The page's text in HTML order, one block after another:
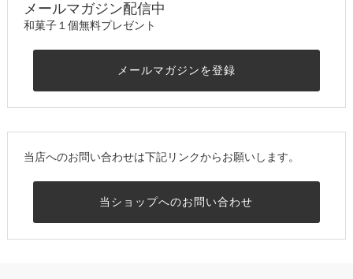
メールマガジン配信中
和菓子１個無料プレゼント
メールマガジンを登録
当店へのお問い合わせは下記リンクからお願いします。
当ショップへのお問い合わせ